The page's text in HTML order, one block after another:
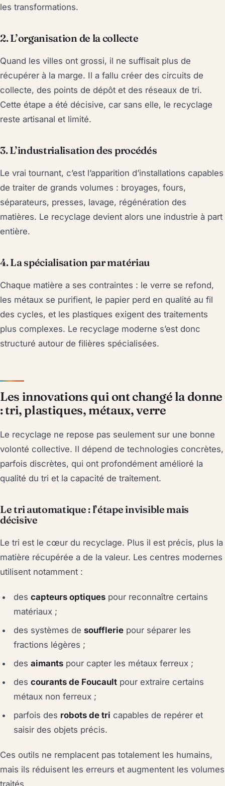
les transformations.
2. L’organisation de la collecte
Quand les villes ont grossi, il ne suffisait plus de
récupérer à la marge. Il a fallu créer des circuits de
collecte, des points de dépôt et des réseaux de tri.
Cette étape a été décisive, car sans elle, le recyclage
reste artisanal et limité.
3. L’industrialisation des procédés
Le vrai tournant, c’est l’apparition d’installations capables
de traiter de grands volumes : broyages, fours,
séparateurs, presses, lavage, régénération des
matières. Le recyclage devient alors une industrie à part
entière.
4. La spécialisation par matériau
Chaque matière a ses contraintes : le verre se refond,
les métaux se purifient, le papier perd en qualité au fil
des cycles, et les plastiques exigent des traitements
plus complexes. Le recyclage moderne s’est donc
structuré autour de filières spécialisées.
Les innovations qui ont changé la donne
: tri, plastiques, métaux, verre
Le recyclage ne repose pas seulement sur une bonne
volonté collective. Il dépend de technologies concrètes,
parfois discrètes, qui ont profondément amélioré la
qualité du tri et la capacité de traitement.
Le tri automatique : l’étape invisible mais
décisive
Le tri est le cœur du recyclage. Plus il est précis, plus la
matière récupérée a de la valeur. Les centres modernes
utilisent notamment :
descapteurs optiques pour reconnaître certains
matériaux ;
des systèmes desoufflerie pour séparer les
fractions légères ;
desaimants pour capter les métaux ferreux ;
descourants de Foucault pour extraire certains
métaux non ferreux ;
parfois des robots de tri capables de repérer et
saisir des objets précis.
Ces outils ne remplacent pas totalement les humains,
mais ils réduisent les erreurs et augmentent les volumes
traités.